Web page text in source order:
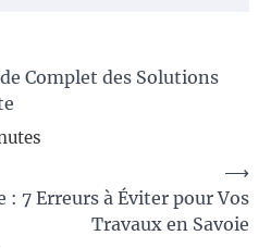
Complet des Solutions
7 Erreurs à Éviter pour Vos
Travaux en Savoie
⟶